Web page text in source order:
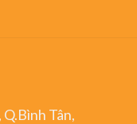
Tân,